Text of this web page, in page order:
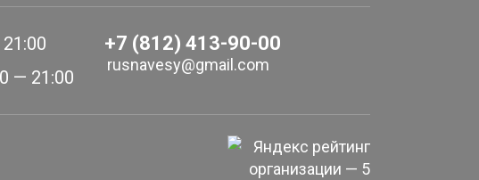
— 21:00
+7 (812) 413-90-00
rusnavesy@gmail.com